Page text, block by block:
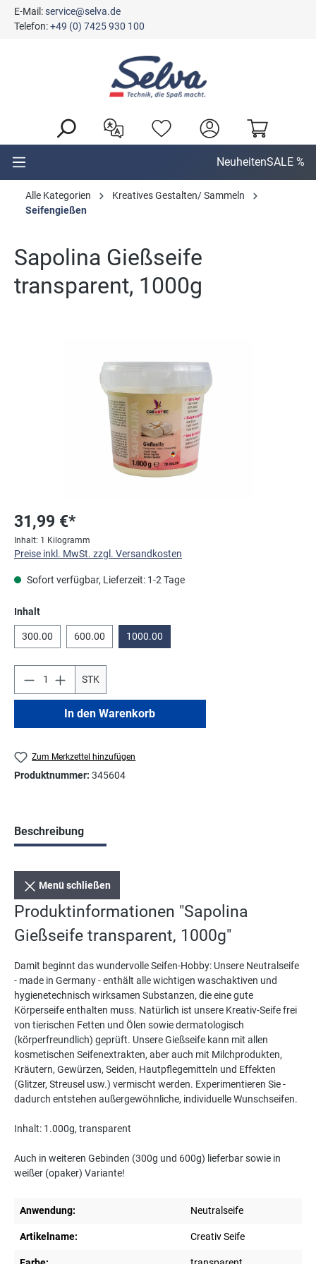
springen
E-Mail:service@selva.de
Telefon:+49 (0) 7425 930 100
NeuheitenSALE %
Alle Kategorien
Kreatives Gestalten/ Sammeln
Seifengießen
Sapolina Gießseife
transparent, 1000g
31,99 €*
Inhalt: 1 Kilogramm
Preise inkl. MwSt. zzgl. Versandkosten
Sofort verfügbar, Lieferzeit: 1-2 Tage
Inhaltauswählen
300.00 600.00 1000.00
STK
In den Warenkorb
Zum Merkzettel hinzufügen
Produktnummer: 345604
Beschreibung
Menü schließen
Produktinformationen "Sapolina
Gießseife transparent, 1000g"
Damit beginnt das wundervolle Seifen-Hobby: Unsere Neutralseife
- made in Germany - enthält alle wichtigen waschaktiven und
hygienetechnisch wirksamen Substanzen, die eine gute
Körperseife enthalten muss. Natürlich ist unsere Kreativ-Seife frei
von tierischen Fetten und Ölen sowie dermatologisch
(körperfreundlich) geprüft. Unsere Gießseife kann mit allen
kosmetischen Seifenextrakten, aber auch mit Milchprodukten,
Kräutern, Gewürzen, Seiden, Hautpflegemitteln und Effekten
(Glitzer, Streusel usw.) vermischt werden. Experimentieren Sie -
dadurch entstehen außergewöhnliche, individuelle Wunschseifen.
Inhalt: 1.000g, transparent
Auch in weiteren Gebinden (300g und 600g) lieferbar sowie in
weißer (opaker) Variante!
Anwendung: Neutralseife
Artikelname: Creativ Seife